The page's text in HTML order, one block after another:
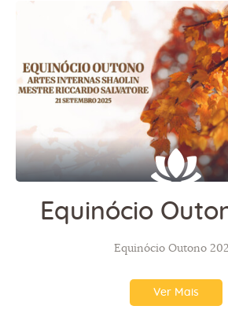
Equinócio
Equinócio Outono
Ver Mais